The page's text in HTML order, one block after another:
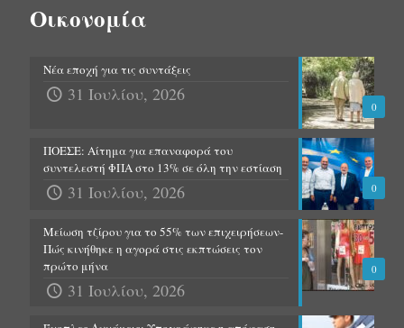
Οικονομία
0
Νέα εποχή για τις συντάξεις
31 Ιουλίου, 2026
0
ΠΟΕΣΕ: Αίτημα για επαναφορά του
συντελεστή ΦΠΑ στο 13% σε όλη την εστίαση
31 Ιουλίου, 2026
0
Μείωση τζίρου για το 55% των επιχειρήσεων-
Πώς κινήθηκε η αγορά στις εκπτώσεις τον
πρώτο μήνα
31 Ιουλίου, 2026